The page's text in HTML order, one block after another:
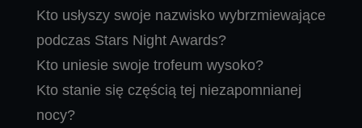
Kto usłyszy swoje nazwisko wybrzmiewające
podczas Stars Night Awards?
Kto uniesie swoje trofeum wysoko?
Kto stanie się częścią tej niezapomnianej
nocy?